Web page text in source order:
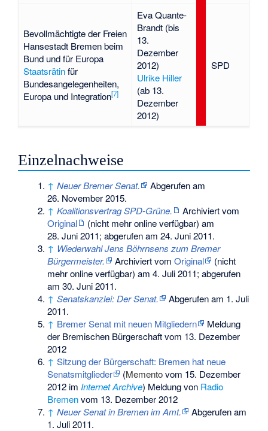
Bevollmächtigte der Freien
Hansestadt Bremen beim
Bund und für Europa
Staatsrätinfür
Bundesangelegenheiten,
Europa und Integration[7]
Eva Quante-
Brandt (bis
13.
Dezember
2012)
Ulrike Hiller
(ab 13.
Dezember
2012)
SPD
Einzelnachweise
↑ Neuer Bremer Senat.
Abgerufen am
26. November 2015.
↑ Koalitionsvertrag SPD-Grüne.
Archiviert vom
Original
(nicht mehr online verfügbar) am
28. Juni 2011; abgerufen am 24. Juni 2011.
↑ Wiederwahl Jens Böhrnsens zum Bremer
Bürgermeister.
Archiviert vomOriginal
(nicht
mehr online verfügbar) am4. Juli 2011; abgerufen
am 30. Juni 2011.
↑ Senatskanzlei: Der Senat.
Abgerufen am 1. Juli
2011.
↑ Bremer Senat mit neuen Mitgliedern
Meldung
der Bremischen Bürgerschaft vom 13. Dezember
2012
↑ Sitzung der Bürgerschaft: Bremen hat neue
Senatsmitglieder
(Mementovom 15. Dezember
2012 im Internet Archive) Meldung von Radio
Bremenvom 13. Dezember 2012
↑ Neuer Senat in Bremen im Amt.
Abgerufen am
1. Juli 2011.